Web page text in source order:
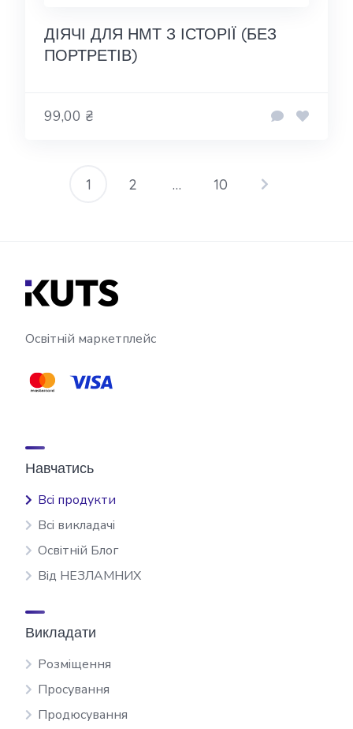
ДІЯЧІ ДЛЯ НМТ З ІСТОРІЇ (БЕЗ
ПОРТРЕТІВ)
99,00 ₴
Пагінація
1 2 … 10
Освітній маркетплейс
Навчатись
Всі продукти
Всі викладачі
Освітній Блог
Від НЕЗЛАМНИХ
Викладати
Розміщення
Просування
Продюсування